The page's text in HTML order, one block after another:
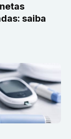
saiba